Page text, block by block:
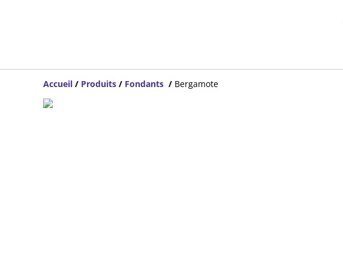
Accueil / Produits / Fondants / Bergamote